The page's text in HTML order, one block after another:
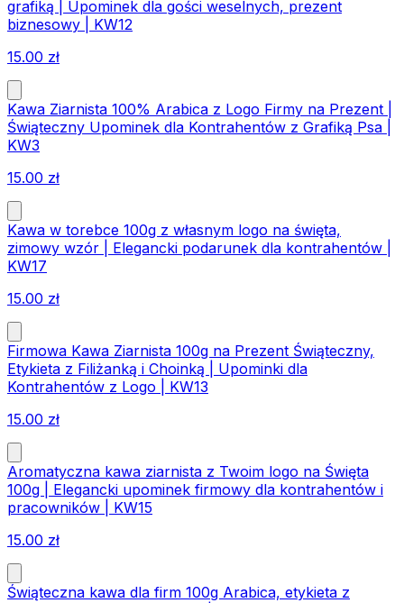
grafiką | Upominek dla gości weselnych, prezent
biznesowy | KW12
15.00 zł
Kawa Ziarnista 100% Arabica z Logo Firmy na Prezent |
Świąteczny Upominek dla Kontrahentów z Grafiką Psa |
KW3
15.00 zł
Kawa w torebce 100g z własnym logo na święta,
zimowy wzór | Elegancki podarunek dla kontrahentów |
KW17
15.00 zł
Firmowa Kawa Ziarnista 100g na Prezent Świąteczny,
Etykieta z Filiżanką i Choinką | Upominki dla
Kontrahentów z Logo | KW13
15.00 zł
Aromatyczna kawa ziarnista z Twoim logo na Święta
100g | Elegancki upominek firmowy dla kontrahentów i
pracowników | KW15
15.00 zł
Świąteczna kawa dla firm 100g Arabica, etykieta z